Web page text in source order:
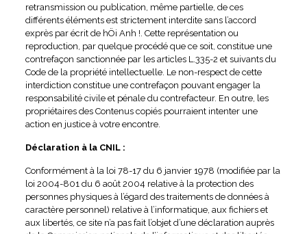
retransmission ou publication, même partielle, de ces
différents éléments est strictement interdite sans l’accord
exprès par écrit de hÖi Anh !. Cette représentation ou
reproduction, par quelque procédé que ce soit, constitue une
contrefaçon sanctionnée par les articles L.335-2 et suivants du
Code de la propriété intellectuelle. Le non-respect de cette
interdiction constitue une contrefaçon pouvant engager la
responsabilité civile et pénale du contrefacteur. En outre, les
propriétaires des Contenus copiés pourraient intenter une
action en justice à votre encontre.
Déclaration à la CNIL :
Conformément à la loi 78-17 du 6 janvier 1978 (modifiée par la
loi 2004-801 du 6 août 2004 relative à la protection des
personnes physiques à l’égard des traitements de données à
caractère personnel) relative à l’informatique, aux fichiers et
aux libertés, ce site n’a pas fait l’objet d’une déclaration auprès